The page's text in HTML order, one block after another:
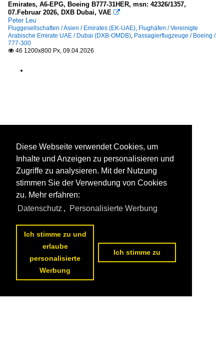
Emirates, A6-EPG, Boeing B777-31HER, msn: 42326/1357,
07.Februar 2026, DXB Dubai, VAE 
Peter Leu
Fluggesellschaften / Asien / Emirates (EK-UAE), Flughäfen / Vereinigte
Arabische Emirate UAE / Dubai (DXB-OMDB), Passagierflugzeuge / Boeing /
777-300
 46 1200x800 Px, 09.04.2026
Diese Webseite verwendet Cookies, um
Inhalte und Anzeigen zu personalisieren und
Zugriffe zu analysieren. Mit der Nutzung
stimmen Sie der Verwendung von Cookies
zu. Mehr erfahren:
Datenschutz , Personalisierte Werbung
Ich stimme zu und
erlaube
personalisierte
Werbung
Ich stimme zu